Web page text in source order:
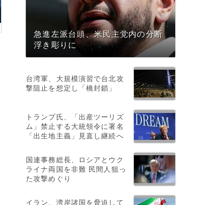
急進左派台頭、米民主党内の分断
浮き彫りに
台湾軍、大規模演習で台北攻
撃阻止を想定し「橋封鎖」
トランプ氏、「出産ツーリズ
ム」禁止する大統領令に署名
「出生地主義」見直し継続へ
国連事務総長、ロシアとウク
ライナ両国を非難 民間人狙っ
た攻撃めぐり
イラン、湾岸諸国を脅迫して